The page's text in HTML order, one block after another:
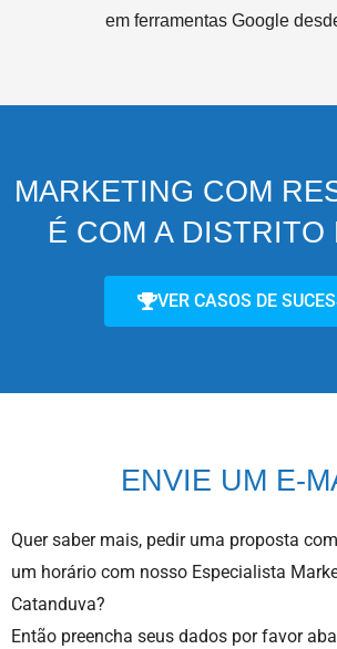
em ferramentas Google
MARKETING COM
É COM A DISTRITO
VER CASOS DE
ENVIE UM E-
Quer saber mais, pedir uma proposta
um horário com nosso Especialista
Catanduva?
Então preencha seus dados por favor